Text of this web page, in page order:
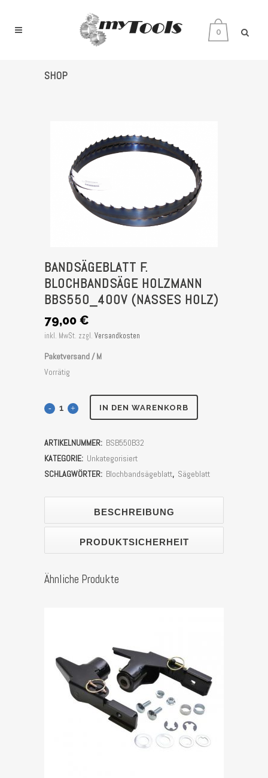
0
SHOP
BANDSÄGEBLATT F.
BLOCHBANDSÄGE HOLZMANN
BBS550_400V (NASSES HOLZ)
79,00 €
inkl. MwSt. zzgl. Versandkosten
Paketversand / M
Vorrätig
Bandsägeblatt
Holzmann
BBS550_400V
IN DEN WARENKORB
ARTIKELNUMMER: BSB550B32
KATEGORIE: Unkategorisiert
SCHLAGWÖRTER: Blochbandsägeblatt, Sägeblatt
BESCHREIBUNG
PRODUKTSICHERHEIT
Ähnliche Produkte